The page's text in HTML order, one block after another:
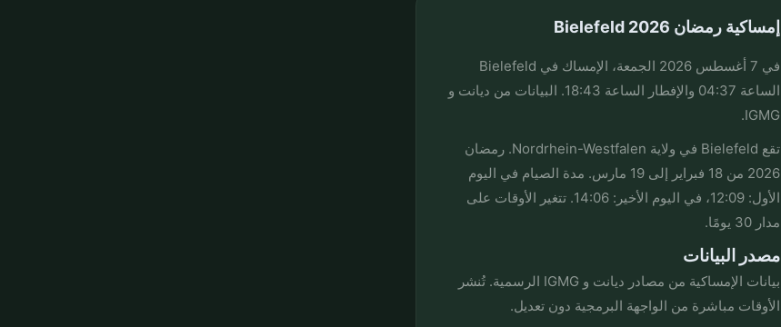
إمساكية رمضان Bielefeld 2026
في 7 أغسطس 2026 الجمعة، الإمساك في Bielefeld
الساعة 04:37 والإفطار الساعة 18:43. البيانات من ديانت و
IGMG.
تقع Bielefeld في ولاية Nordrhein-Westfalen. رمضان
2026 من 18 فبراير إلى 19 مارس. مدة الصيام في اليوم
الأول: 12:09، في اليوم الأخير: 14:06. تتغير الأوقات على
مدار 30 يومًا.
مصدر البيانات
بيانات الإمساكية من مصادر ديانت و IGMG الرسمية. تُنشر
الأوقات مباشرة من الواجهة البرمجية دون تعديل.